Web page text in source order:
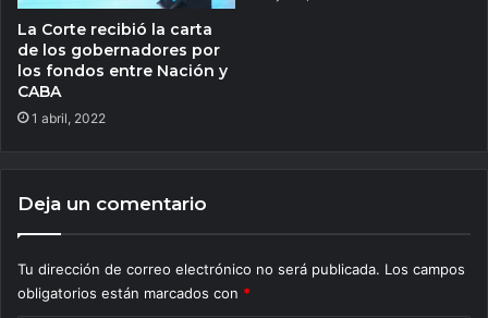
La Corte recibió la carta
de los gobernadores por
los fondos entre Nación y
CABA
1 abril, 2022
Deja un comentario
Tu dirección de correo electrónico no será publicada. Los campos
obligatorios están marcados con *